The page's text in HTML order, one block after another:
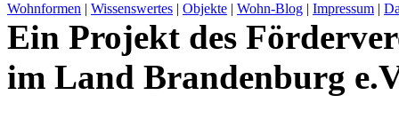
Wohnformen | Wissenswertes | Objekte | Wohn-Blog | Impressum |
Ein Projekt des
im Land Brandenburg